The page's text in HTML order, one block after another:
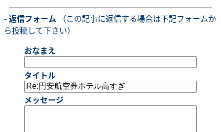
- 返信フォーム （この記事に返信する場合は下記フォームか
ら投稿して下さい）
おなまえ
タイトル
メッセージ